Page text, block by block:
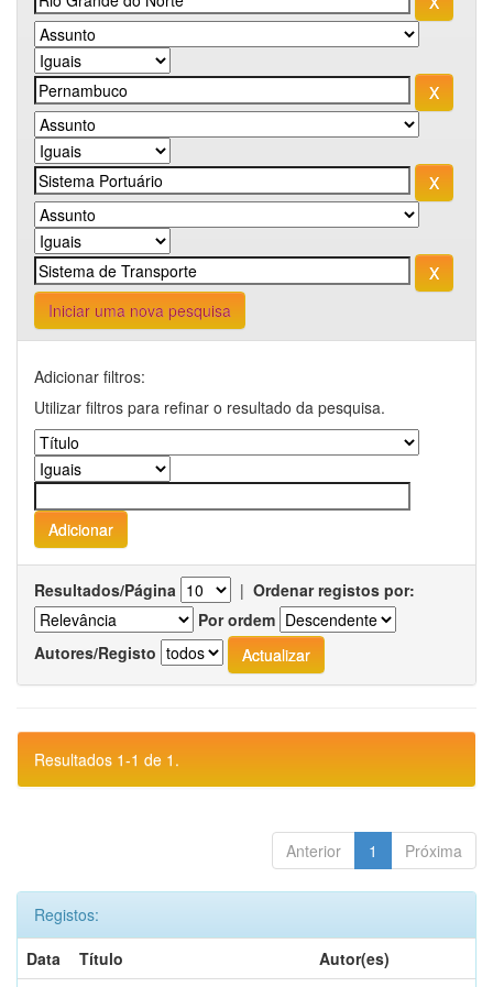
Iniciar uma nova pesquisa
Adicionar filtros:
Utilizar filtros para refinar o resultado da pesquisa.
Resultados/Página | Ordenar registos por:
Por ordem
Autores/Registo
Resultados 1-1 de 1.
Anterior 1 Próxima
Registos:
Data
Título
Autor(es)